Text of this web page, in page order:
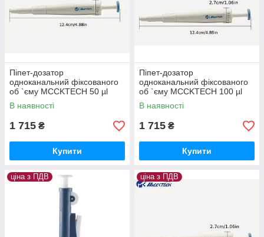
Піпет-дозатор
одноканальний фіксованого
об `єму MCCKTECH 50 µl
В наявності
1 715 ₴
Купити
Піпет-дозатор
одноканальний фіксованого
об `єму MCCKTECH 100 µl
В наявності
1 715 ₴
Купити
ціна з ПДВ ціна з ПДВ